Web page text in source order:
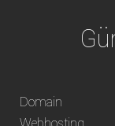
weltweit
Domain